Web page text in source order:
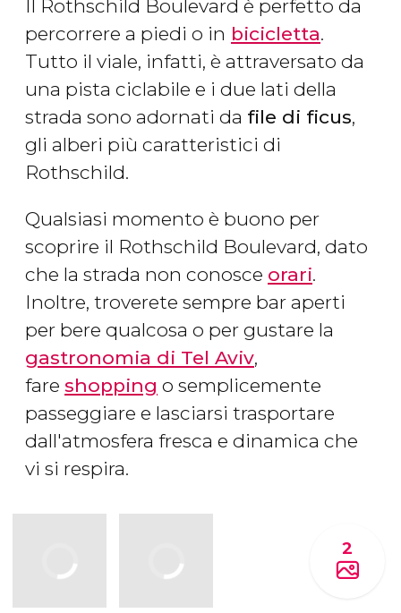
Il Rothschild Boulevard è perfetto da
percorrere a piedi o in bicicletta.
Tutto il viale, infatti, è attraversato da
una pista ciclabile e i due lati della
strada sono adornati da file di ficus,
gli alberi più caratteristici di
Rothschild.
Qualsiasi momento è buono per
scoprire il Rothschild Boulevard, dato
che la strada non conosce orari.
Inoltre, troverete sempre bar aperti
per bere qualcosa o per gustare la
gastronomia di Tel Aviv,
fare shopping o semplicemente
passeggiare e lasciarsi trasportare
dall'atmosfera fresca e dinamica che
vi si respira.
2